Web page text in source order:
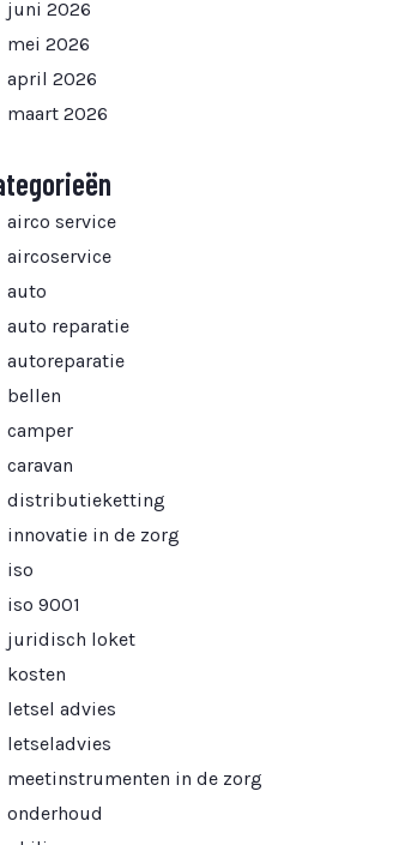
juni 2026
mei 2026
april 2026
maart 2026
airco service
aircoservice
auto
auto reparatie
autoreparatie
bellen
camper
caravan
distributieketting
innovatie in de zorg
iso
iso 9001
juridisch loket
kosten
letsel advies
letseladvies
meetinstrumenten in de zorg
onderhoud